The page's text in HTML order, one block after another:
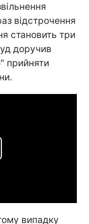
відстрочення
становить три
доручив
прийняти
випадку